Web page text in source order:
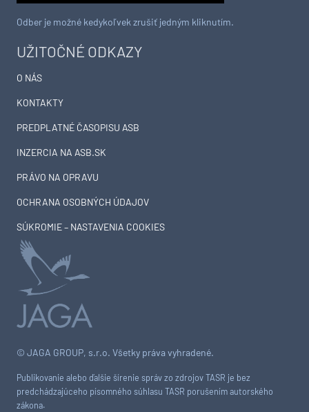
© JAGA GROUP, s.r.o. Všetky práva vyhradené.
Publikovanie alebo ďalšie šírenie správ zo zdrojov TASR je bez
predchádzajúceho písomného súhlasu TASR porušením autorského
zákona.
UŽITOČNÉ ODKAZY
O NÁS
KONTAKTY
PREDPLATNÉ ČASOPISU ASB
INZERCIA NA ASB.SK
PRÁVO NA OPRAVU
OCHRANA OSOBNÝCH ÚDAJOV
SÚKROMIE – NASTAVENIA COOKIES
Odber je možné kedykoľvek zrušiť jedným kliknutím.